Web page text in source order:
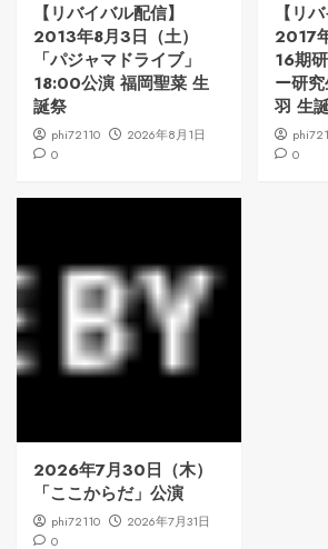
【リバイバル配信】
2013年8月3日（土）
「パジャマドライブ」
18:00公演 福岡聖菜 生
誕祭
phi72110
2026年8月1日
0
【リ
2017
16期
ー研
羽 生
0
2026年7月30日（木）
「ここからだ」公演
phi72110
2026年7月31日
0